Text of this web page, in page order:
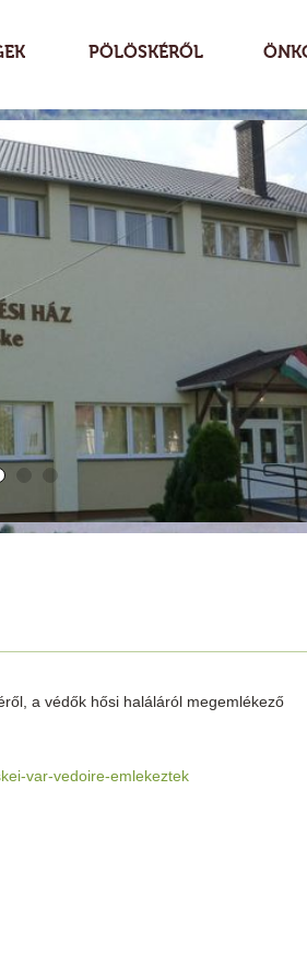
PÖLÖSKÉRŐL
a védők hősi haláláról megemlékező
var-vedoire-emlekeztek